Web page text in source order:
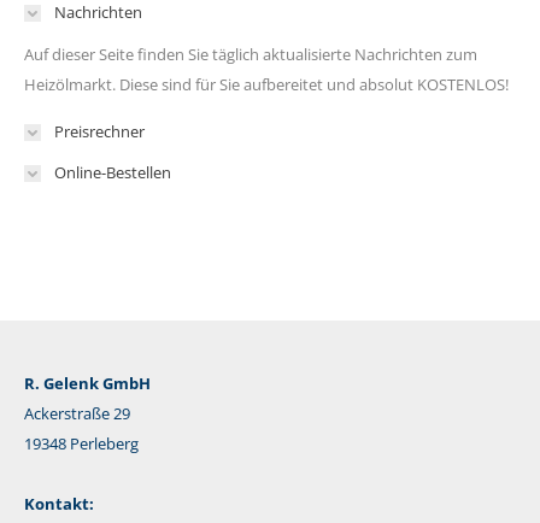
Nachrichten
Auf dieser Seite finden Sie täglich aktualisierte Nachrichten zum
Heizölmarkt. Diese sind für Sie aufbereitet und absolut KOSTENLOS!
Preisrechner
Online-Bestellen
R. Gelenk GmbH
Ackerstraße 29
19348 Perleberg
Kontakt: